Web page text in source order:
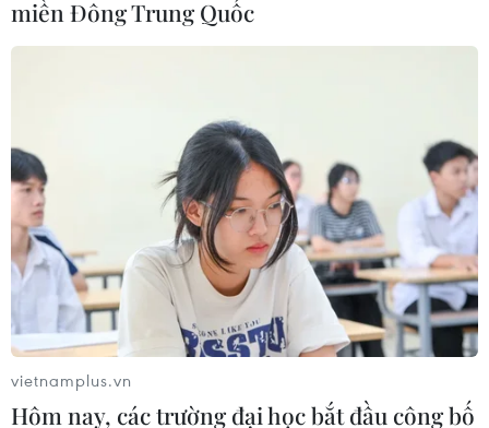
miền Đông Trung Quốc
vietnamplus.vn
Hôm nay, các trường đại học bắt đầu công bố